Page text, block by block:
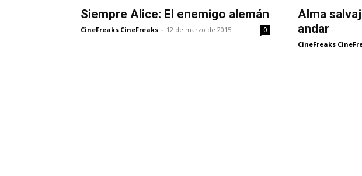
Siempre Alice: El enemigo alemán
CineFreaks CineFreaks - 12 de marzo de 2015 0
Alma
andar
CineFreaks